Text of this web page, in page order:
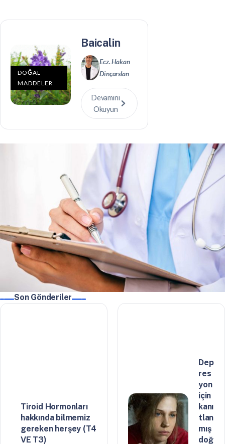
DOĞAL
MADDELER
Baicalin
Ecz. Hakan
Dinçarslan
Devamını
Okuyun
Son Gönderiler
Tiroid Hormonları
hakkında bilmemiz
gereken herşey (T4
VE T3)
Dep
res
yon
için
kanı
tlan
mış
doğ